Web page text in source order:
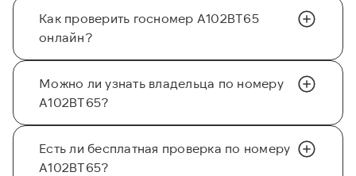
Как проверить госномер А102ВТ65
онлайн?
Можно ли узнать владельца по номеру
А102ВТ65?
Есть ли бесплатная проверка по номеру
А102ВТ65?